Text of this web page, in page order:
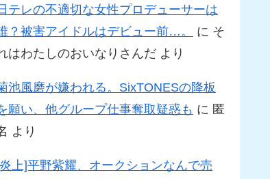
テレの不適切な女性プロデューサーは
？被害アイドルはデビュー前…。
に そ
はわたしのおいなりさんだ より
池風磨が嫌われる。SixTONESの降板
願い、他グループ仕事奪取疑惑も に 匿
より
上]平野紫耀、オークションなんで売